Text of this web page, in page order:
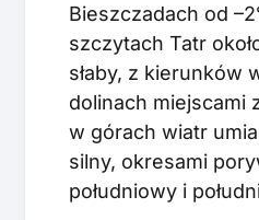
Bieszczadach od
szczytach Tatr
słaby, z kierunków
dolinach miejscami
w górach wiatr
silny, okresami
południowy i